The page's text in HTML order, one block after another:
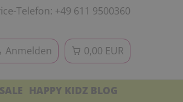
Telefon: +49 611 9500360
Anmelden 0,00 EUR
SALE HAPPY KIDZ BLOG